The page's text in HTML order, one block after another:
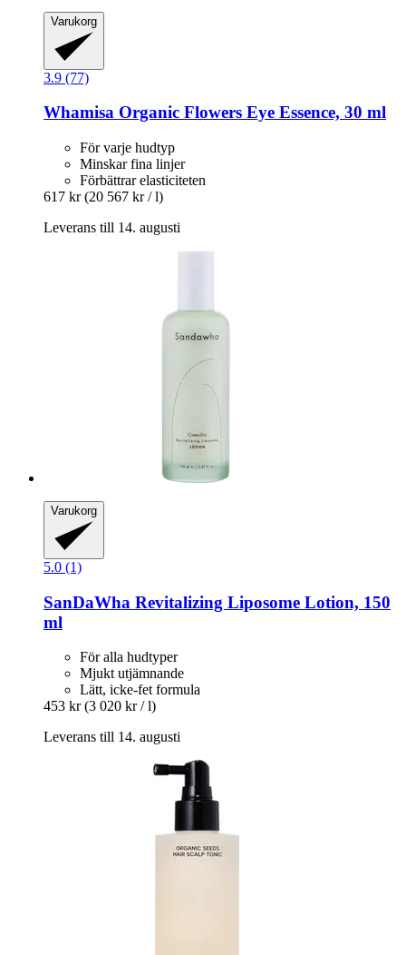
Varukorg
3.9 (77)
Whamisa Organic Flowers Eye Essence, 30 ml
För varje hudtyp
Minskar fina linjer
Förbättrar elasticiteten
617 kr (20 567 kr / l)
Leverans till 14. augusti
Varukorg
5.0 (1)
SanDaWha Revitalizing Liposome Lotion, 150
ml
För alla hudtyper
Mjukt utjämnande
Lätt, icke-fet formula
453 kr (3 020 kr / l)
Leverans till 14. augusti